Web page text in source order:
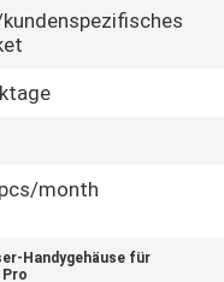
month
Handygehäuse für
Pro